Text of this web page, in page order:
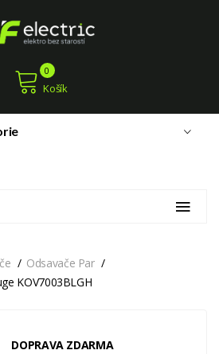
Košík
0
Odsavače Par
KOV7003BLGH
DOPRAVA ZDARMA